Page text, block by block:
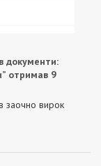
документи:
отримав 9
заочно вирок